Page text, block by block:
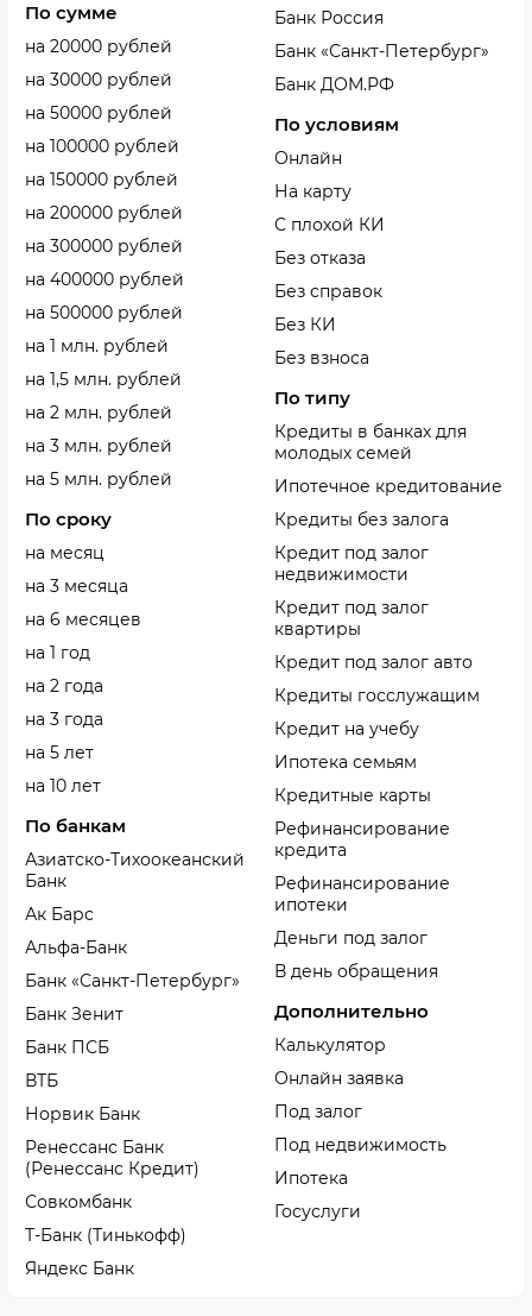
По сумме
на 20000 рублей
на 30000 рублей
на 50000 рублей
на 100000 рублей
на 150000 рублей
на 200000 рублей
на 300000 рублей
на 400000 рублей
на 500000 рублей
на 1 млн. рублей
на 1,5 млн. рублей
на 2 млн. рублей
на 3 млн. рублей
на 5 млн. рублей
По сроку
на месяц
на 3 месяца
на 6 месяцев
на 1 год
на 2 года
на 3 года
на 5 лет
на 10 лет
По банкам
Азиатско-Тихоокеанский
Банк
Ак Барс
Альфа-Банк
Банк «Санкт-Петербург»
Банк Зенит
Банк ПСБ
ВТБ
Норвик Банк
Ренессанс Банк
(Ренессанс Кредит)
Совкомбанк
Т-Банк (Тинькофф)
Яндекс Банк
Банк Россия
Банк «Санкт-Петербург»
Банк ДОМ.РФ
По условиям
Онлайн
На карту
С плохой КИ
Без отказа
Без справок
Без КИ
Без взноса
По типу
Кредиты в банках для
молодых семей
Ипотечное кредитование
Кредиты без залога
Кредит под залог
недвижимости
Кредит под залог
квартиры
Кредит под залог авто
Кредиты госслужащим
Кредит на учебу
Ипотека семьям
Кредитные карты
Рефинансирование
кредита
Рефинансирование
ипотеки
Деньги под залог
В день обращения
Дополнительно
Калькулятор
Онлайн заявка
Под залог
Под недвижимость
Ипотека
Госуслуги